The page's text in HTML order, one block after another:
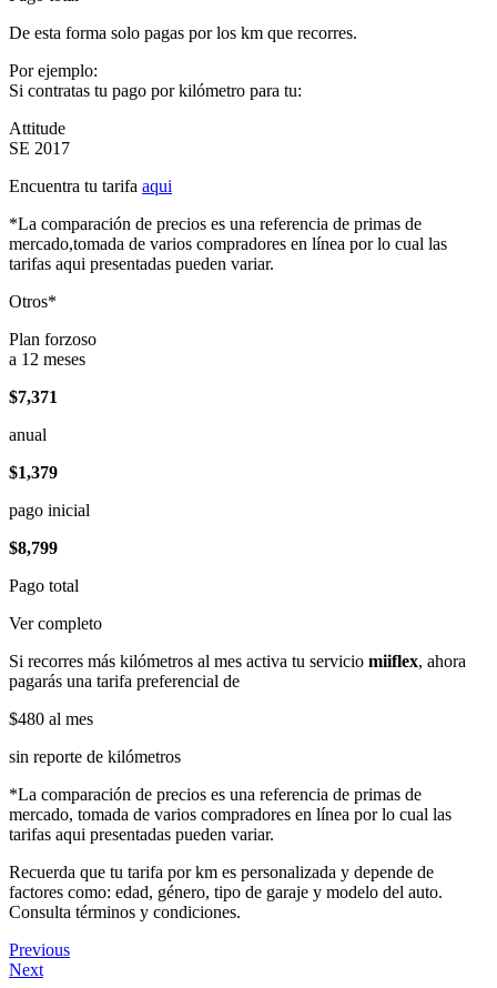
De esta forma solo pagas por los km que recorres.
Por ejemplo:
Si contratas tu pago por kilómetro para tu:
Attitude
SE 2017
Encuentra tu tarifa aqui
*La comparación de precios es una referencia de primas de
mercado,tomada de varios compradores en línea por lo cual las
tarifas aqui presentadas pueden variar.
Otros*
Plan forzoso
a 12 meses
$7,371
anual
$1,379
pago inicial
$8,799
Pago total
Ver completo
Si recorres más kilómetros al mes activa tu servicio miiflex, ahora
pagarás una tarifa preferencial de
$480 al mes
sin reporte de kilómetros
*La comparación de precios es una referencia de primas de
mercado, tomada de varios compradores en línea por lo cual las
tarifas aqui presentadas pueden variar.
Recuerda que tu tarifa por km es personalizada y depende de
factores como: edad, género, tipo de garaje y modelo del auto.
Consulta términos y condiciones.
Previous
Next